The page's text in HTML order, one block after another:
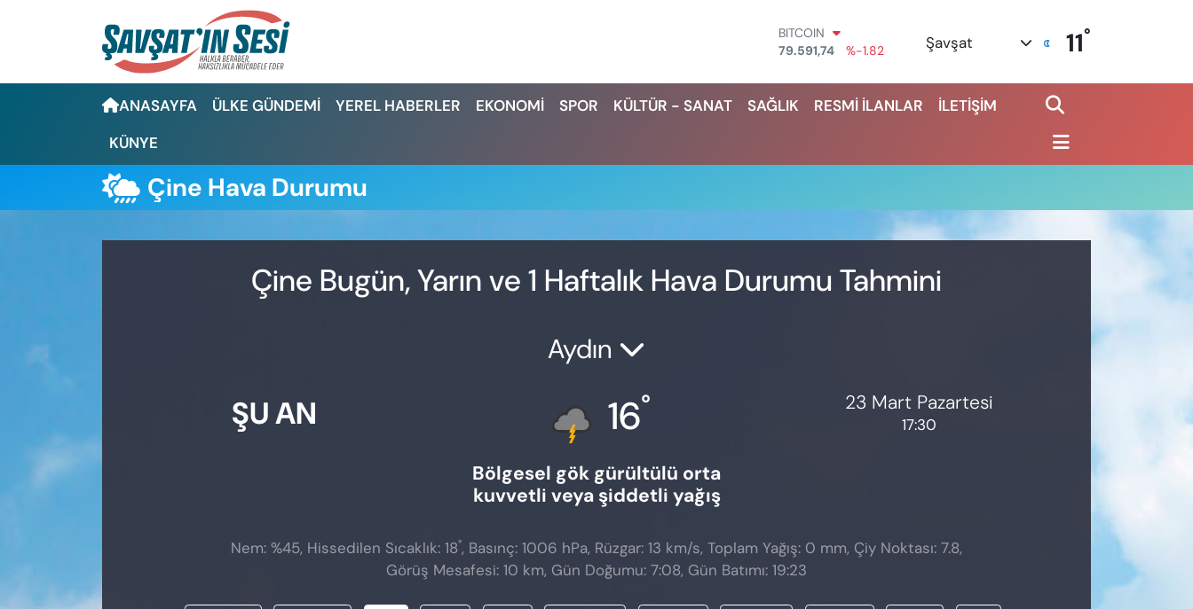
BITCOIN
79.591,74
%-1.82
45,43620
%0.02
EURO
Şavşat 11°
ANASAYFA ÜLKE GÜNDEMİ YEREL HABERLER EKONOMİ SPOR KÜLTÜR - SANAT SAĞLIK RESMİ İLANLAR
İLETİŞİM
KÜNYE
Çine Hava Durumu
Çine Bugün, Yarın ve 1 Haftalık Hava Durumu Tahmini
ŞU AN
Aydın
16°
Bölgesel gök gürültülü orta
kuvvetli veya şiddetli yağış
23 Mart Pazartesi
17:30
Nem: %45, Hissedilen Sıcaklık: 18°, Basınç: 1006 hPa, Rüzgar: 13 km/s, Toplam Yağış: 0 mm, Çiy Noktası: 7.8,
Görüş Mesafesi: 10 km, Gün Doğumu: 7:08, Gün Batımı: 19:23
Artvin Nöbetçi Eczaneler
Artvin Hava Durumu
Artvin Trafik Yoğunluk Haritası